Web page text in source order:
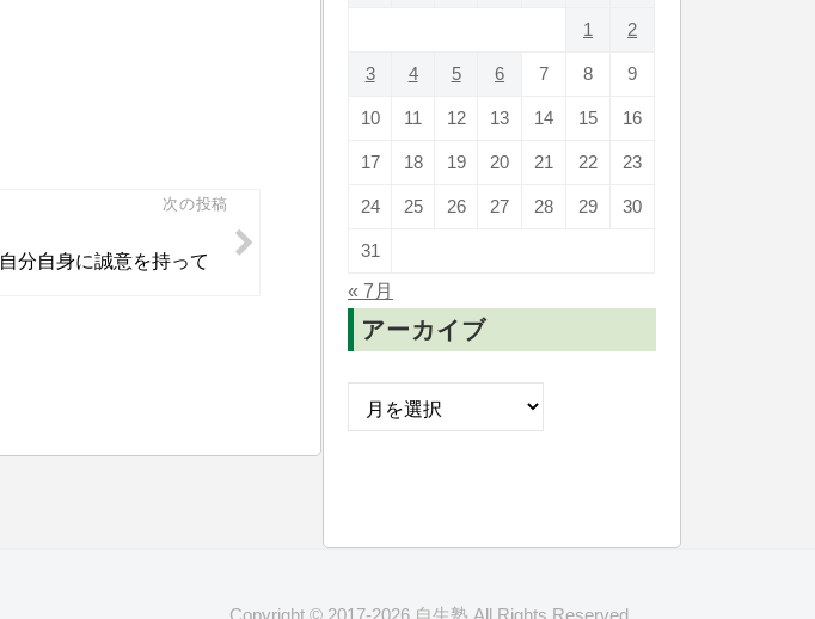
次の投稿
自分自身に誠意を持って
1 2
3 4 5 6 7 8 9
10 11 12 13 14 15 16
17 18 19 20 21 22 23
24 25 26 27 28 29 30
31
« 7月
アーカイブ
ー